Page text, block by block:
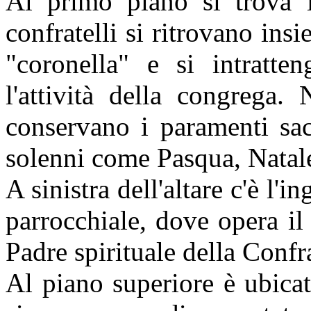
confratelli si ritrovano
"coronella" e si
l'attività della congrega.
conservano i paramenti
solenni come Pasqua,
A sinistra dell'altare c'è
parrocchiale, dove opera
Padre spirituale della
Al piano superiore è